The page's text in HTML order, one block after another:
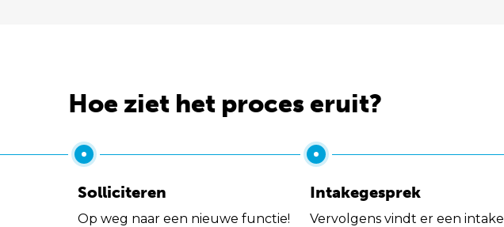
Hoe ziet het proces eruit?
Solliciteren
Op weg naar een nieuwe functie!
Intakegesprek
Vervolgens vindt er een intake